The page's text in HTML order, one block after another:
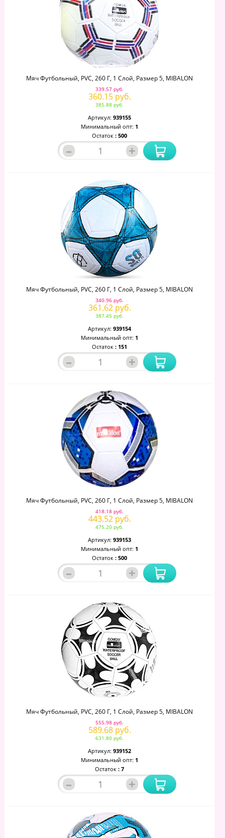
Мяч Футбольный, PVC, 260 Г, 1 Слой, Размер 5, MIBALON
339.57 руб.
360.15 руб.
385.88 руб.
Артикул: 939155
Минимальный опт: 1
Остаток : 500
– +
Мяч Футбольный, PVC, 260 Г, 1 Слой, Размер 5, MIBALON
340.96 руб.
361.62 руб.
387.45 руб.
Артикул: 939154
Минимальный опт: 1
Остаток : 151
– +
Мяч Футбольный, PVC, 260 Г, 1 Слой, Размер 5, MIBALON
418.18 руб.
443.52 руб.
475.20 руб.
Артикул: 939153
Минимальный опт: 1
Остаток : 500
– +
Мяч Футбольный, PVC, 260 Г, 1 Слой, Размер 5, MIBALON
555.98 руб.
589.68 руб.
631.80 руб.
Артикул: 939152
Минимальный опт: 1
Остаток : 7
– +